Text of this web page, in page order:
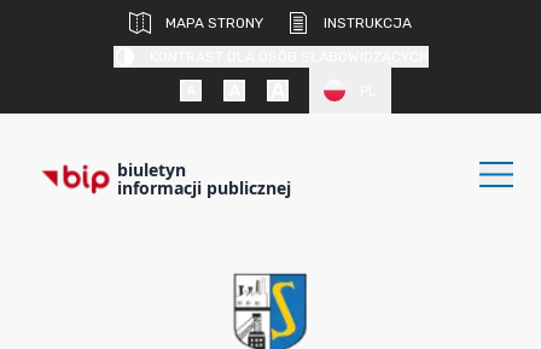
MAPA STRONY
INSTRUKCJA
biuletyn
informacji publicznej